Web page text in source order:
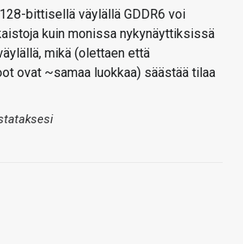
bittisellä väylällä GDDR6 voi
kuin monissa nykynäyttiksissä
mikä (olettaen että
ovat ~samaa luokkaa) säästää tilaa